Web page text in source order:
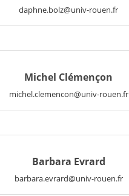
daphne.bolz@univ-rouen.fr
Michel Clémençon
michel.clemencon@univ-rouen.fr
Barbara Evrard
barbara.evrard@univ-rouen.fr